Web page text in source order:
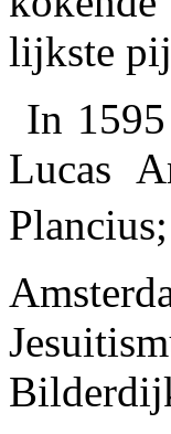
lijkste
In
Lucas